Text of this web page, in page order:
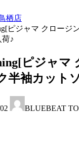
栖店
ピジャマ クロー
♪
ピジャマ
袖カット
BLUEBEAT